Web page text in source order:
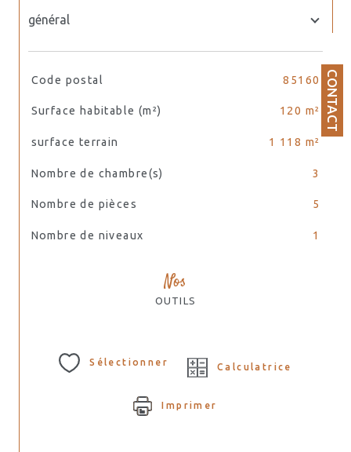
CONTACT
général
TRAD_SIROCCO_Caracteristique
Code postal 85160
Surface habitable (m²) 120 m²
surface terrain 1 118 m²
Nombre de chambre(s) 3
Nombre de pièces 5
Nombre de niveaux 1
Nos
OUTILS
Sélectionner Calculatrice
Imprimer